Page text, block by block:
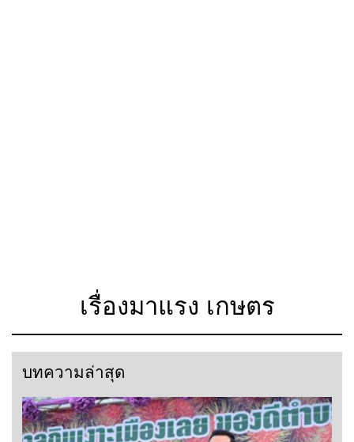
เรื่องมาแรง เกษตร
บทความล่าสุด